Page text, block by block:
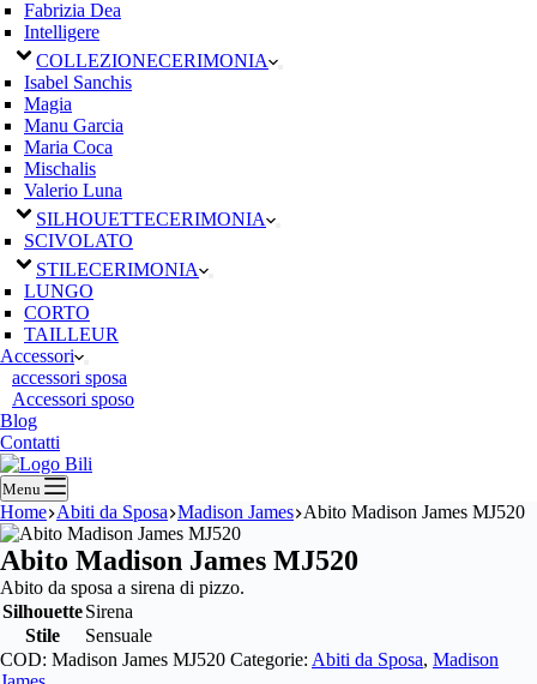
Fabrizia Dea
Intelligere
COLLEZIONECERIMONIA
Isabel Sanchis
Magia
Manu Garcia
Maria Coca
Mischalis
Valerio Luna
SILHOUETTECERIMONIA
SCIVOLATO
STILECERIMONIA
LUNGO
CORTO
TAILLEUR
Accessori
accessori sposa
Accessori sposo
Blog
Contatti
Menu
Home Abiti da Sposa Madison James Abito Madison James MJ520
Abito Madison James MJ520
Abito da sposa a sirena di pizzo.
SilhouetteSirena
Stile
Sensuale
COD: Madison James MJ520 Categorie: Abiti da Sposa, Madison